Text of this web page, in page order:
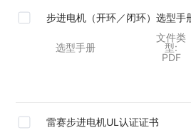
步进电机（开环／闭环）选型手
选型手册
文件类
型:
PDF
雷赛步进电机UL认证证书